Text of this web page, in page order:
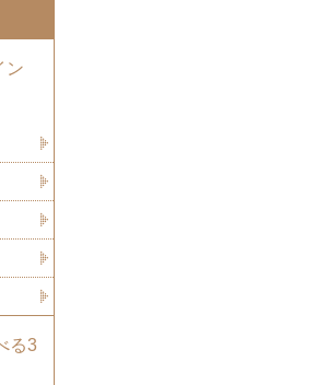
ン
る3